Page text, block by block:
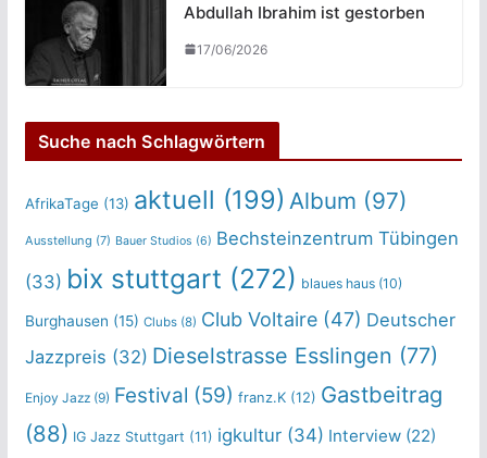
Abdullah Ibrahim ist gestorben
17/06/2026
Suche nach Schlagwörtern
AfrikaTage (13) aktuell (199) Album (97)
Ausstellung (7) Bauer Studios (6) Bechsteinzentrum Tübingen
(33) bix stuttgart (272) blaues haus(10)
Burghausen (15) Clubs(8) Club Voltaire(47) Deutscher
Jazzpreis (32) Dieselstrasse Esslingen (77)
Enjoy Jazz(9) Festival (59) franz.K(12) Gastbeitrag
(88) IG Jazz Stuttgart (11) igkultur(34) Interview(22)